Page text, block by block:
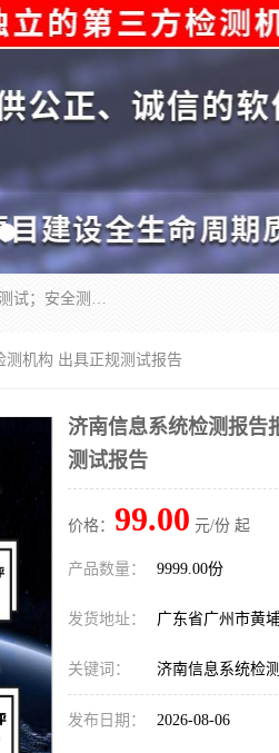
正检信服提供软件产品登记测试；科技项目验收测试；产品确认测试；功能测试；性能测试；安全测试；代码审计测试；漏洞扫描测试；渗透测试；风险评估测试；信息安全等级保护测评；双软认定；实验室建设质量体系建设；软件着作权、软件评测等服务。
机构 出具正规测试报告
济南信息系统检测报告
测试报告
价格： 99.00 元/份 起
产品数量： 9999.00份
发货地址： 广东省广州市黄
关键词： 济南信息系统检
发布日期： 2026-08-06